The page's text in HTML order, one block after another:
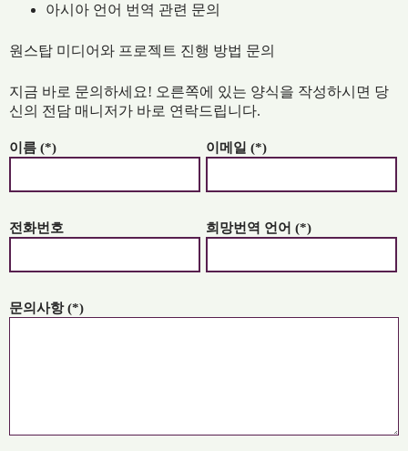
아시아 언어 번역 관련 문의
원스탑 미디어와 프로젝트 진행 방법 문의
지금 바로 문의하세요! 오른쪽에 있는 양식을 작성하시면 당
신의 전담 매니저가 바로 연락드립니다.
이름 (*) 이메일 (*)
전화번호 희망번역 언어 (*)
문의사항 (*)